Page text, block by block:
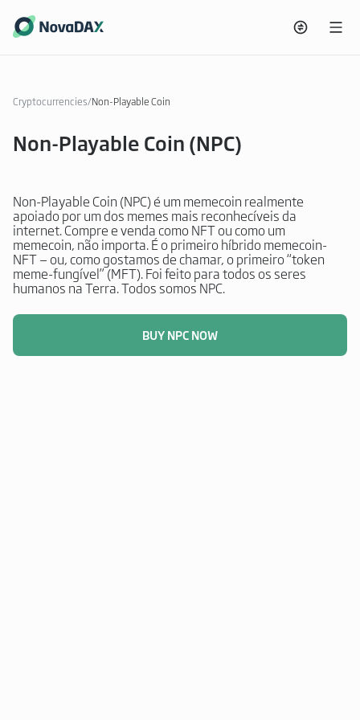
Cryptocurrencies/Non-Playable Coin
Non-Playable Coin (NPC)
Non-Playable Coin (NPC) é um memecoin realmente
apoiado por um dos memes mais reconhecíveis da
internet. Compre e venda como NFT ou como um
memecoin, não importa. É o primeiro híbrido memecoin-
NFT — ou, como gostamos de chamar, o primeiro “token
meme-fungível” (MFT). Foi feito para todos os seres
humanos na Terra. Todos somos NPC.
BUY NPC NOW